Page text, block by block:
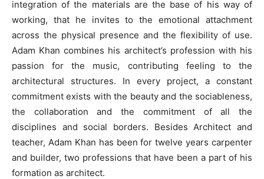
integration of the materials are the base of his way of
working, that he invites to the emotional attachment
across the physical presence and the flexibility of use.
Adam Khan combines his architect’s profession with his
passion for the music, contributing feeling to the
architectural structures. In every project, a constant
commitment exists with the beauty and the sociableness,
the collaboration and the commitment of all the
disciplines and social borders. Besides Architect and
teacher, Adam Khan has been for twelve years carpenter
and builder, two professions that have been a part of his
formation as architect.